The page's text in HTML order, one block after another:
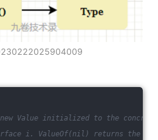
Value initialized to the
i. ValueOf(nil) returns the